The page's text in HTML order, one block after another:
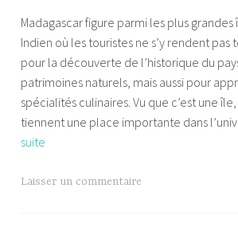
e
x
a
n
d
r
Madagascar figure parmi les plus grandes
Indien où les touristes ne s’y rendent
pour la découverte de l’historique du
patrimoines naturels, mais aussi pour
spécialités culinaires. Vu que c’est une
tiennent une place importante dans
suite
idéal
Laisser un commentaire